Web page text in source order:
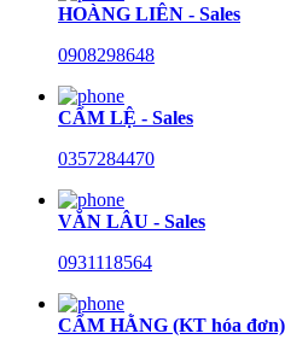
HOÀNG LIÊN - Sales
0908298648
CẨM LỆ - Sales
0357284470
VĂN LÂU - Sales
0931118564
CẨM HẰNG (KT hóa đơn)